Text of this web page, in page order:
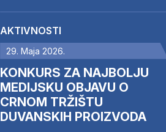
AKTIVNOSTI
29. Maja 2026.
KONKURS ZA NAJBOLJU
MEDIJSKU OBJAVU O
CRNOM TRŽIŠTU
DUVANSKIH PROIZVODA